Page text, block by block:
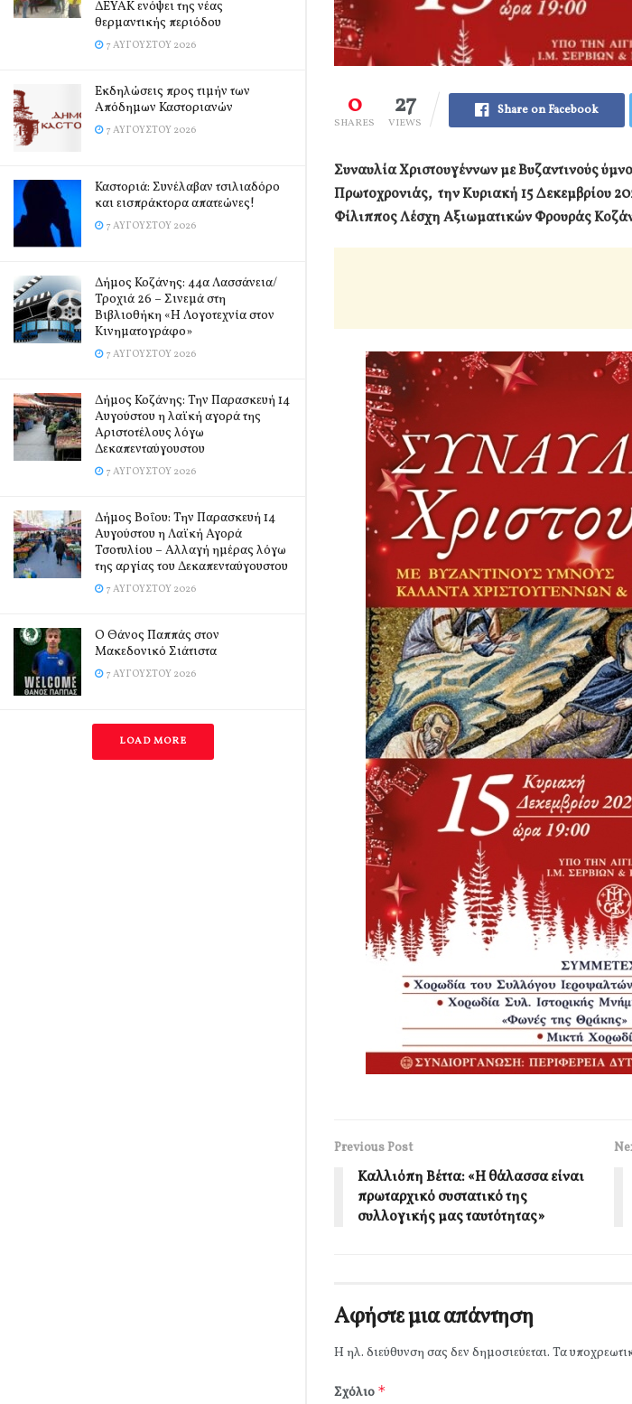
ΔΕΥΑΚ ενόψει της νέας
θερμαντικής περιόδου
7 ΑΥΓΟΎΣΤΟΥ 2026
Εκδηλώσεις προς τιμήν των
Απόδημων Καστοριανών
7 ΑΥΓΟΎΣΤΟΥ 2026
Καστοριά: Συνέλαβαν τσιλιαδόρο
και εισπράκτορα απατεώνες!
7 ΑΥΓΟΎΣΤΟΥ 2026
Δήμος Κοζάνης: 44α Λασσάνεια/
Τροχιά 26 – Σινεμά στη
Βιβλιοθήκη «Η Λογοτεχνία στον
Κινηματογράφο»
7 ΑΥΓΟΎΣΤΟΥ 2026
Δήμος Κοζάνης: Την Παρασκευή 14
Αυγούστου η λαϊκή αγορά της
Αριστοτέλους λόγω
Δεκαπενταύγουστου
7 ΑΥΓΟΎΣΤΟΥ 2026
Δήμος Βοΐου: Την Παρασκευή 14
Αυγούστου η Λαϊκή Αγορά
Τσοτυλίου – Αλλαγή ημέρας λόγω
της αργίας του Δεκαπενταύγουστου
7 ΑΥΓΟΎΣΤΟΥ 2026
Ο Θάνος Παππάς στον
Μακεδονικό Σιάτιστα
7 ΑΥΓΟΎΣΤΟΥ 2026
LOAD MORE
0
SHARES
27
VIEWS
Share on Facebook
Συναυλία Χριστουγέννων με Βυζαντινούς
Πρωτοχρονιάς, την Κυριακή 15 Δεκεμβρίου
Φίλιππος Λέσχη Αξιωματικών Φρουράς
Previous Post
Καλλιόπη Βέττα: «Η θάλασσα είναι
πρωταρχικό συστατικό της
συλλογικής μας ταυτότητας»
Αφήστε μια απάντηση
Η ηλ. διεύθυνση σας δεν δημοσιεύεται. Τα
Σχόλιο *